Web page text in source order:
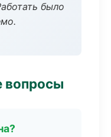
было
вопросы